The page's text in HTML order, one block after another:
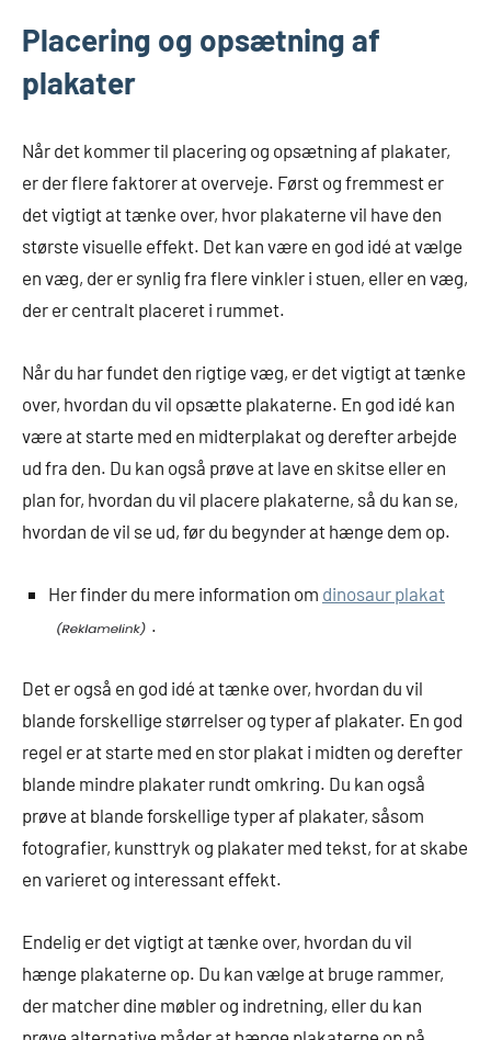
Placering og opsætning af
plakater
Når det kommer til placering og opsætning af plakater,
er der flere faktorer at overveje. Først og fremmest er
det vigtigt at tænke over, hvor plakaterne vil have den
største visuelle effekt. Det kan være en god idé at vælge
en væg, der er synlig fra flere vinkler i stuen, eller en væg,
der er centralt placeret i rummet.
Når du har fundet den rigtige væg, er det vigtigt at tænke
over, hvordan du vil opsætte plakaterne. En god idé kan
være at starte med en midterplakat og derefter arbejde
ud fra den. Du kan også prøve at lave en skitse eller en
plan for, hvordan du vil placere plakaterne, så du kan se,
hvordan de vil se ud, før du begynder at hænge dem op.
Her finder du mere information om dinosaur plakat
.
Det er også en god idé at tænke over, hvordan du vil
blande forskellige størrelser og typer af plakater. En god
regel er at starte med en stor plakat i midten og derefter
blande mindre plakater rundt omkring. Du kan også
prøve at blande forskellige typer af plakater, såsom
fotografier, kunsttryk og plakater med tekst, for at skabe
en varieret og interessant effekt.
Endelig er det vigtigt at tænke over, hvordan du vil
hænge plakaterne op. Du kan vælge at bruge rammer,
der matcher dine møbler og indretning, eller du kan